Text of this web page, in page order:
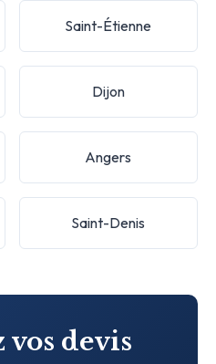
Saint-Étienne
Dijon
Angers
Saint-Denis
vos devis